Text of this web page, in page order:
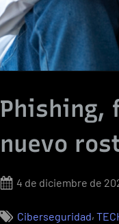
Phishing,
nuevo
Posted
4 de diciembre de
Ciberseguridad,